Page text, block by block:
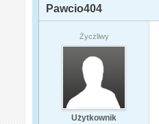
Pawcio404
Życzliwy
Użytkownik